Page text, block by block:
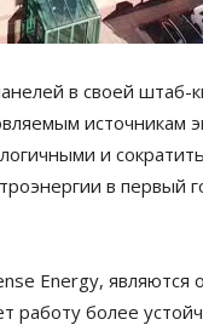
в своей штаб-
источникам
и
в первый
Energy, являются
работу более